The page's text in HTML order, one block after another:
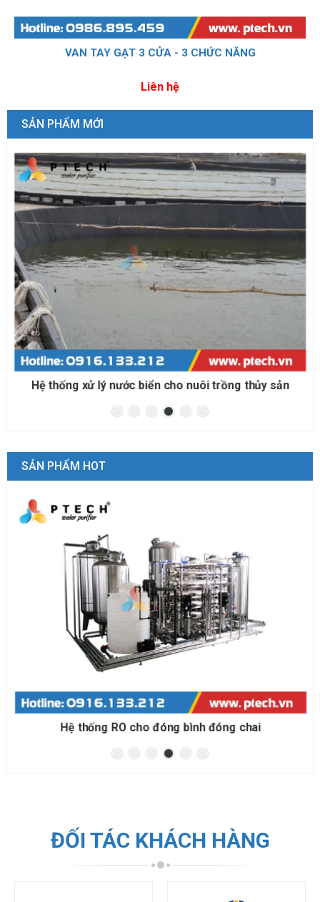
VAN TAY GẠT 3 CỬA - 3 CHỨC NĂNG
Liên hệ
SẢN PHẨM MỚI
Hệ thống xử lý nước biển cho nuôi trồng thủy sản
SẢN PHẨM HOT
Hệ thống RO cho đóng bình đóng chai
ĐỐI TÁC KHÁCH HÀNG